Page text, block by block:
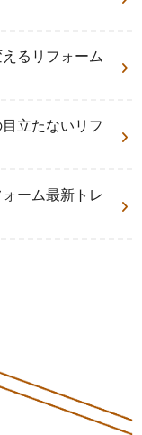
るリフォーム
立たないリフ
ーム最新トレ